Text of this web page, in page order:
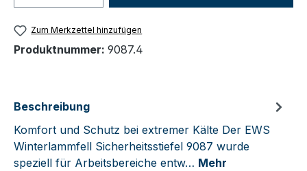
Zum Merkzettel hinzufügen
Produktnummer: 9087.4
Beschreibung
Komfort und Schutz bei extremer Kälte Der EWS
Winterlammfell Sicherheitsstiefel 9087 wurde
speziell für Arbeitsbereiche entw… Mehr